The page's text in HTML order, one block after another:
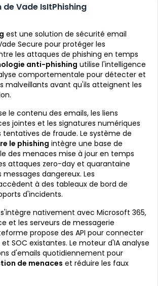
Vade IsItPhishing
est une solution de sécurité email
Secure pour protéger les
les attaques de phishing en temps
anti-phishing utilise l'intelligence
comportementale pour détecter et
malveillants avant qu'ils atteignent les
le contenu des emails, les liens
jointes et les signatures numériques
tentatives de fraude. Le système de
le phishing intègre une base de
des menaces mise à jour en temps
attaques zero-day et quarantaine
dangereux. Les
à des tableaux de bord de
d'incidents.
s'intègre nativement avec Microsoft 365,
et les serveurs de messagerie
propose des API pour connecter
et SOC existantes. Le moteur d'IA analyse
d'emails quotidiennement pour
de menaces et réduire les faux